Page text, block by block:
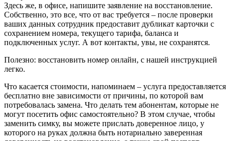
Здесь же, в офисе, напишите заявление на восстановление.
Собственно, это все, что от вас требуется – после проверки
ваших данных сотрудник предоставит дубликат карточки с
сохранением номера, текущего тарифа, баланса и
подключенных услуг. А вот контакты, увы, не сохранятся.
Полезно: восстановить номер онлайн, с нашей инструкцией
легко.
Что касается стоимости, напоминаем – услуга предоставляется
бесплатно вне зависимости от причины, по которой вам
потребовалась замена. Что делать тем абонентам, которые не
могут посетить офис самостоятельно? В этом случае, чтобы
заменить симку, вы можете прислать доверенное лицо, у
которого на руках должна быть нотариально заверенная